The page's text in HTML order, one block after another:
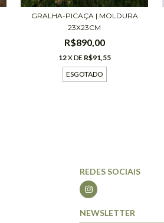
GRALHA-PICAÇA | MOLDURA
23X23CM
R$890,00
12X DE R$91,55
ESGOTADO
REDES SOCIAIS
NEWSLETTER